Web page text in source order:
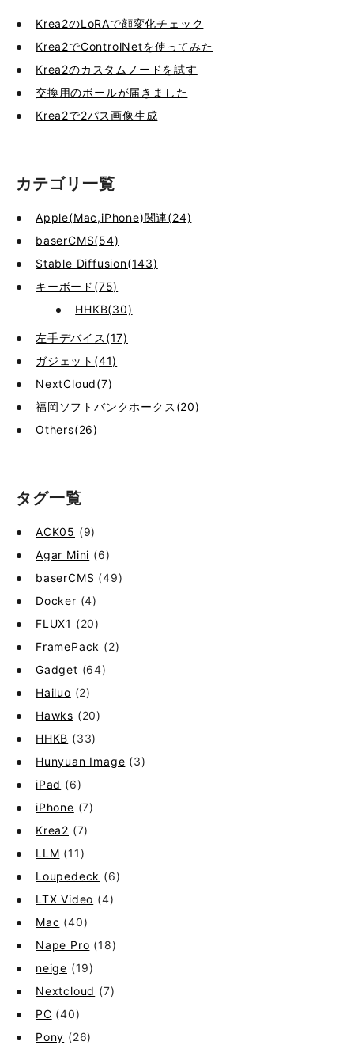
Krea2のLoRAで顔変化チェック
Krea2でControlNetを使ってみた
Krea2のカスタムノードを試す
交換用のボールが届きました
Krea2で2パス画像生成
カテゴリ一覧
Apple(Mac,iPhone)関連(24)
baserCMS(54)
Stable Diffusion(143)
キーボード(75)
HHKB(30)
左手デバイス(17)
ガジェット(41)
NextCloud(7)
福岡ソフトバンクホークス(20)
Others(26)
タグ一覧
ACK05 (9)
Agar Mini (6)
baserCMS (49)
Docker (4)
FLUX1 (20)
FramePack (2)
Gadget (64)
Hailuo (2)
Hawks (20)
HHKB (33)
Hunyuan Image (3)
iPad (6)
iPhone (7)
Krea2 (7)
LLM (11)
Loupedeck (6)
LTX Video (4)
Mac (40)
Nape Pro (18)
neige (19)
Nextcloud (7)
PC (40)
Pony (26)